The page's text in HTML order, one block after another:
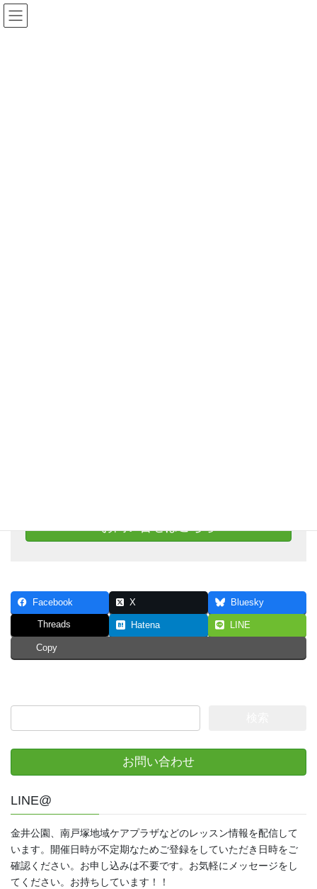
Facebook X Bluesky
Threads Hatena LINE
Copy
索:
お問い合わせ
LINE@
金井公園、南戸塚地域ケアプラザなどのレッスン情報を配信して
います。開催日時が不定期なためご登録をしていただき日時をご
確認ください。お申し込みは不要です。お気軽にメッセージをし
てください。お持ちしています！！